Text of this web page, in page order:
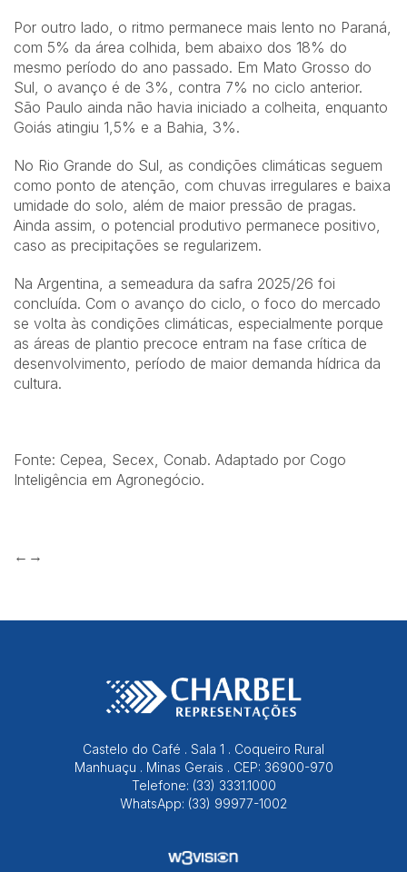
Por outro lado, o ritmo permanece mais lento no Paraná,
com 5% da área colhida, bem abaixo dos 18% do
mesmo período do ano passado. Em Mato Grosso do
Sul, o avanço é de 3%, contra 7% no ciclo anterior.
São Paulo ainda não havia iniciado a colheita, enquanto
Goiás atingiu 1,5% e a Bahia, 3%.
No Rio Grande do Sul, as condições climáticas seguem
como ponto de atenção, com chuvas irregulares e baixa
umidade do solo, além de maior pressão de pragas.
Ainda assim, o potencial produtivo permanece positivo,
caso as precipitações se regularizem.
Na Argentina, a semeadura da safra 2025/26 foi
concluída. Com o avanço do ciclo, o foco do mercado
se volta às condições climáticas, especialmente porque
as áreas de plantio precoce entram na fase crítica de
desenvolvimento, período de maior demanda hídrica da
cultura.
Fonte: Cepea, Secex, Conab. Adaptado por Cogo
Inteligência em Agronegócio.
←→
Castelo do Café . Sala 1 . Coqueiro Rural
Manhuaçu . Minas Gerais . CEP: 36900-970
Telefone: (33) 3331.1000
WhatsApp: (33) 99977-1002